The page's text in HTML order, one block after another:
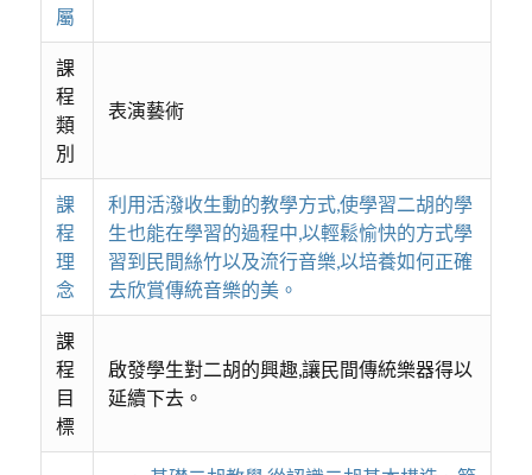
屬
課
程
類
別
表演藝術
課
程
理
念
利用活潑收生動的教學方式,使學習二胡的學
生也能在學習的過程中,以輕鬆愉快的方式學
習到民間絲竹以及流行音樂,以培養如何正確
去欣賞傳統音樂的美。
課
程
目
標
啟發學生對二胡的興趣,讓民間傳統樂器得以
延續下去。